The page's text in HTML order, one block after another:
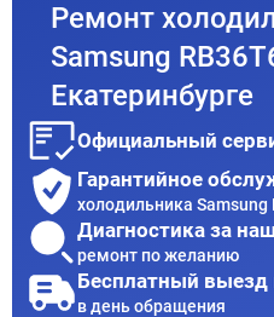
Ремонт
Samsung
Екатеринбурге
Официальный
Гарантийное
холодильника Samsung
Диагностика за
ремонт по желанию
Бесплатный выезд
в день обращения